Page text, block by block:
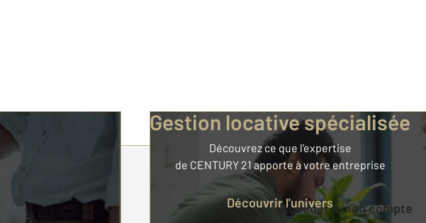
Gestion locative spécialisée
Découvrez ce que l'expertise
de CENTURY 21 apporte à votre entreprise
Découvrir l'univers
Votre compte :
Accéder à mon compte